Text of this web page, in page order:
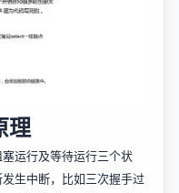
理
运行及等待运行三个状
生中断，比如三次握手过